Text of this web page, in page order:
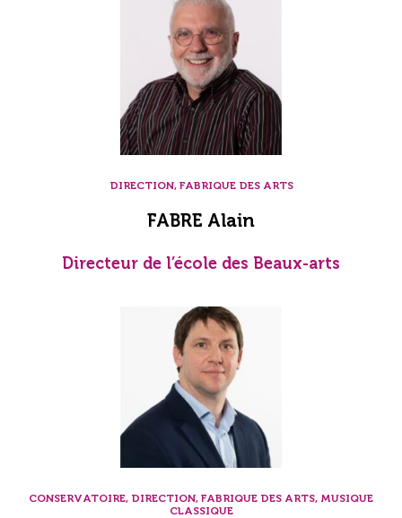
DIRECTION, FABRIQUE DES ARTS
FABRE Alain
Directeur de l’école des Beaux-arts
CONSERVATOIRE, DIRECTION, FABRIQUE DES ARTS, MUSIQUE
CLASSIQUE